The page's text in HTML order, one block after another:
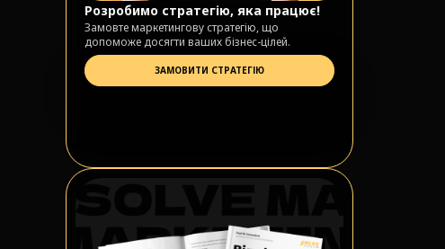
Розробимо стратегію, яка працює!
Замовте маркетингову стратегію, що
допоможе досягти ваших бізнес-цілей.
ЗАМОВИТИ СТРАТЕГІЮ